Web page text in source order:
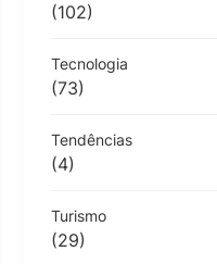
(102)
Tecnologia
(73)
Tendências
(4)
Turismo
(29)